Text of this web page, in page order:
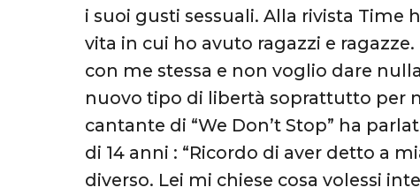
i suoi gusti sessuali. Alla rivista Time
vita in cui ho avuto ragazzi e
con me stessa e non voglio dare
nuovo tipo di libertà soprattutto per
cantante di “We Don’t Stop” ha
di 14 anni : “Ricordo di aver detto a
diverso. Lei mi chiese cosa volessi